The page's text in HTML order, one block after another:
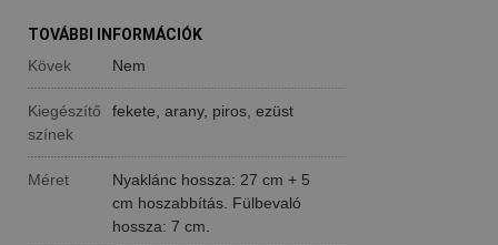
TOVÁBBI INFORMÁCIÓK
Kövek
Nem
Kiegészítő
színek
fekete, arany, piros, ezüst
Méret
Nyaklánc hossza: 27 cm + 5
cm hoszabbítás. Fülbevaló
hossza: 7 cm.